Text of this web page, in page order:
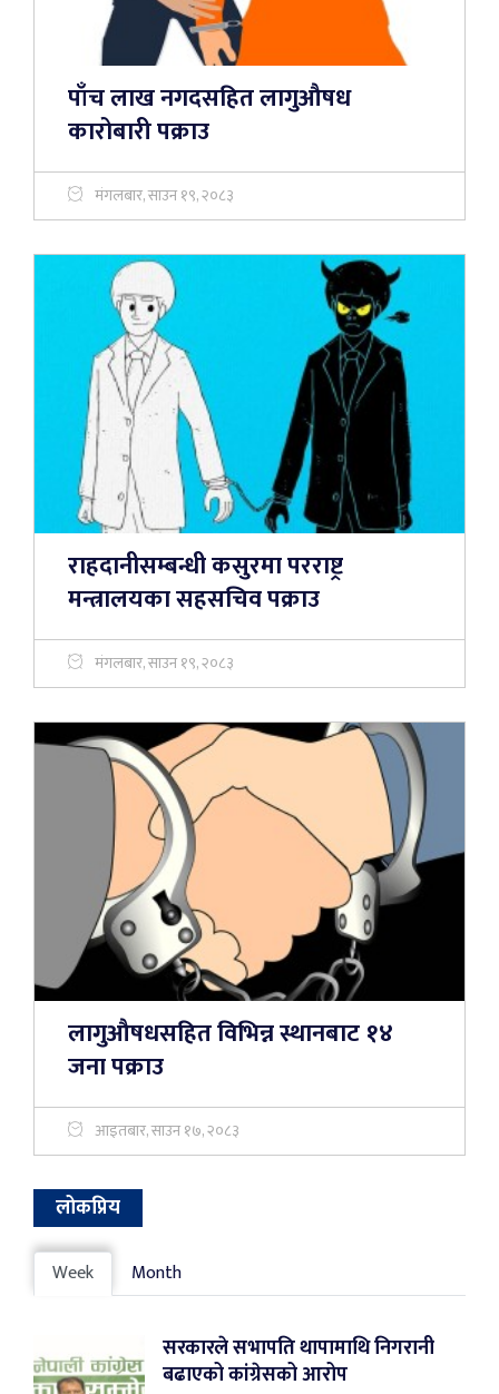
पाँच लाख नगदसहित लागुऔषध
कारोबारी पक्राउ
मंगलबार, साउन १९, २०८३
राहदानीसम्बन्धी कसुरमा परराष्ट्र
मन्त्रालयका सहसचिव पक्राउ
मंगलबार, साउन १९, २०८३
लागुऔषधसहित विभिन्न स्थानबाट १४
जना पक्राउ
आइतबार, साउन १७, २०८३
लोकप्रिय
Week Month
सरकारले सभापति थापामाथि निगरानी
बढाएको कांग्रेसको आरोप